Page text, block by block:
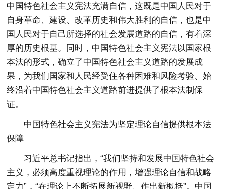
中国特色社会主义宪法充满自信，这既是中国人民对于
自身革命、建设、改革历史和伟大胜利的自信，也是中
国人民对于自己所选择的社会发展道路的自信，有着深
厚的历史根基。同时，中国特色社会主义宪法以国家根
本法的形式，确立了中国特色社会主义道路的发展成
果，为我们国家和人民经受住各种困难和风险考验、始
终沿着中国特色社会主义道路前进提供了根本法制保
证。
中国特色社会主义宪法为坚定理论自信提供根本法
保障
习近平总书记指出，“我们坚持和发展中国特色社会
主义，必须高度重视理论的作用，增强理论自信和战略
定力”，“在理论上不断拓展新视野、作出新概括”。中国